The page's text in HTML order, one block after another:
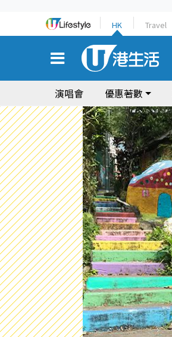
HK Travel
演唱會 優惠著數